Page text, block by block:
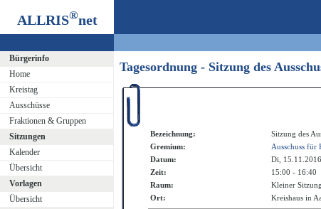
ALLRIS®net
Bürgerinfo
Home
Kreistag
Ausschüsse
Fraktionen & Gruppen
Sitzungen
Kalender
Übersicht
Vorlagen
Übersicht
Tagesordnung - Sitzung des
Bezeichnung:
Sitzung des
Gremium:
Ausschuss für
Datum:
Di, 15.11.2016
Zeit:
15:00 - 16:40
Raum:
Kleiner
Ort:
Kreishaus in